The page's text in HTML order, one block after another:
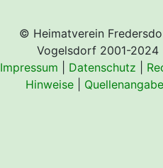
© Heimatverein
Vogelsdorf 2001-2024
Impressum Datenschutz
Hinweise|